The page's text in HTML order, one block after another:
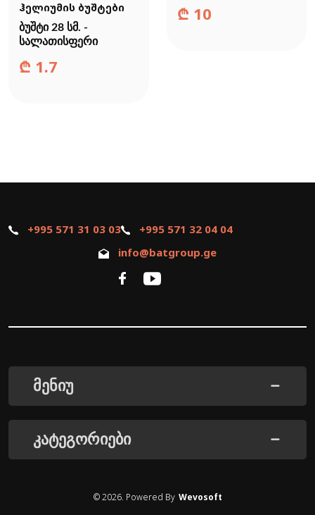
ჰელიუმის ბუშტები
ბუშტი 28 სმ. -
სალათისფერი
₾ 1.7
₾ 10
+995 571 31 03 03
+995 571 32 04 04
info@batgroup.ge
მენიუ
კატეგორიები
©2026. Powered By Wevosoft